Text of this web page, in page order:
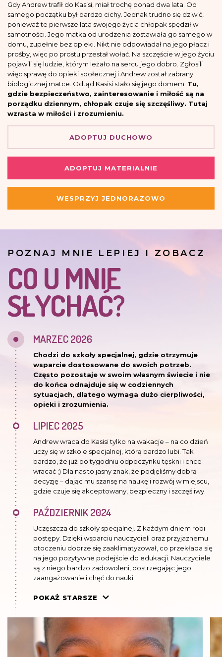
Gdy Andrew trafił do Kasisi, miał trochę ponad dwa lata. Od
samego początku był bardzo cichy. Jednak trudno się dziwić,
ponieważ te pierwsze lata swojego życia chłopak spędził w
samotności. Jego matka od urodzenia zostawiała go samego w
domu, zupełnie bez opieki. Nikt nie odpowiadał na jego płacz i
prośby, więc po prostu przestał wołać. Na szczęście w jego życiu
pojawili się ludzie, którym leżało na sercu jego dobro. Zgłosili
więc sprawę do opieki społecznej i Andrew został zabrany
biologicznej matce. Odtąd Kasisi stało się jego domem. Tu,
gdzie bezpieczeństwo, zainteresowanie i miłość są na
porządku dziennym, chłopak czuje się szczęśliwy. Tutaj
wzrasta w miłości i zrozumieniu.
ADOPTUJ DUCHOWO
ADOPTUJ MATERIALNIE
WESPRZYJ JEDNORAZOWO
POZNAJ MNIE LEPIEJ I ZOBACZ
CO U MNIE
SŁYCHAĆ?
MARZEC 2026
Chodzi do szkoły specjalnej, gdzie otrzymuje
wsparcie dostosowane do swoich potrzeb.
Często pozostaje w swoim własnym świecie i nie
do końca odnajduje się w codziennych
sytuacjach, dlatego wymaga dużo cierpliwości,
opieki i zrozumienia.
LIPIEC 2025
Andrew wraca do Kasisi tylko na wakacje – na co dzień
uczy się w szkole specjalnej, którą bardzo lubi. Tak
bardzo, że już po tygodniu odpoczynku tęskni i chce
wracać ;) Dla nas to jasny znak, że podjęliśmy dobrą
decyzję – dając mu szansę na naukę i rozwój w miejscu,
gdzie czuje się akceptowany, bezpieczny i szczęśliwy.
PAŹDZIERNIK 2024
Uczęszcza do szkoły specjalnej. Z każdym dniem robi
postępy. Dzięki wsparciu nauczycieli oraz przyjaznemu
otoczeniu dobrze się zaaklimatyzował, co przekłada się
na jego pozytywne podejście do edukacji. Nauczyciele
są z niego bardzo zadowoleni, dostrzegając jego
zaangażowanie i chęć do nauki.
LUTY 2024
dlatego idzie do szkoły specjalnej, która oddalona jest o
400 km od Kasisi. Mamy nadzieję, że będzie się tam
dobrze czuł i nauka będzie mu szła lepiej.
POKAŻ STARSZE